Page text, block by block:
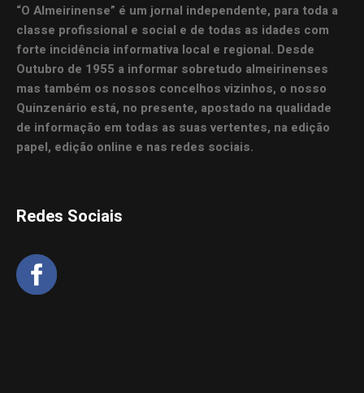
“O Almeirinense” é um jornal independente, para toda a
classe profissional e social e de todas as idades com
forte incidência informativa local e regional. Desde
Outubro de 1955 a informar sobretudo almeirinenses
mas também os nossos concelhos vizinhos, o nosso
Quinzenário está, no presente, apostado na qualidade
de informação em todas as suas vertentes, na edição
papel, edição online e nas redes sociais.
Redes Sociais